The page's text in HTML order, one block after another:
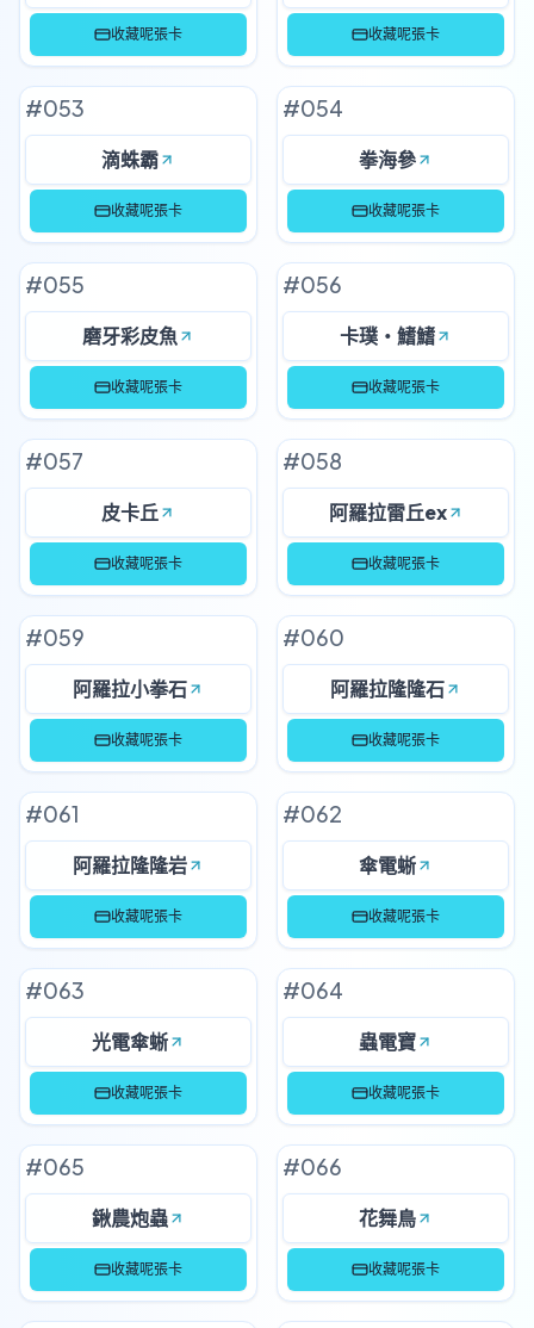
收藏呢張卡 收藏呢張卡
#053
滴蛛霸
收藏呢張卡
#054
拳海參
收藏呢張卡
#055
磨牙彩皮魚
收藏呢張卡
#056
卡璞・鰭鰭
收藏呢張卡
#057
皮卡丘
收藏呢張卡
#058
阿羅拉雷丘ex
收藏呢張卡
#059
阿羅拉小拳石
收藏呢張卡
#060
阿羅拉隆隆石
收藏呢張卡
#061
阿羅拉隆隆岩
收藏呢張卡
#062
傘電蜥
收藏呢張卡
#063
光電傘蜥
收藏呢張卡
#064
蟲電寶
收藏呢張卡
#065
鍬農炮蟲
收藏呢張卡
#066
花舞鳥
收藏呢張卡